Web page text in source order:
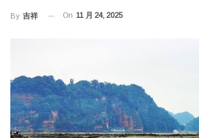
By 吉祥 On 11 月 24, 2025